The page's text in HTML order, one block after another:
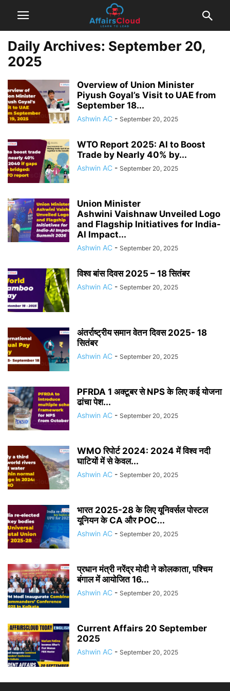
Daily Archives: September 20,
2025
Overview of Union Minister
Piyush Goyal’s Visit to UAE from
September 18...
Ashwin AC - September 20, 2025
WTO Report 2025: AI to Boost
Trade by Nearly 40% by...
Ashwin AC - September 20, 2025
Union Minister
Ashwini Vaishnaw Unveiled Logo
and Flagship Initiatives for India-
AI Impact...
Ashwin AC - September 20, 2025
विश्व बांस दिवस 2025 – 18 सितंबर
Ashwin AC - September 20, 2025
अंतर्राष्ट्रीय समान वेतन दिवस 2025- 18
सितंबर
Ashwin AC - September 20, 2025
PFRDA 1 अक्टूबर से NPS के लिए कई योजना
ढांचा पेश...
Ashwin AC - September 20, 2025
WMO रिपोर्ट 2024: 2024 में विश्व नदी
घाटियों में से केवल...
Ashwin AC - September 20, 2025
भारत 2025-28 के लिए यूनिवर्सल पोस्टल
यूनियन के CA और POC...
Ashwin AC - September 20, 2025
प्रधान मंत्री नरेंद्र मोदी ने कोलकाता, पश्चिम
बंगाल में आयोजित 16...
Ashwin AC - September 20, 2025
Current Affairs 20 September
2025
Ashwin AC - September 20, 2025